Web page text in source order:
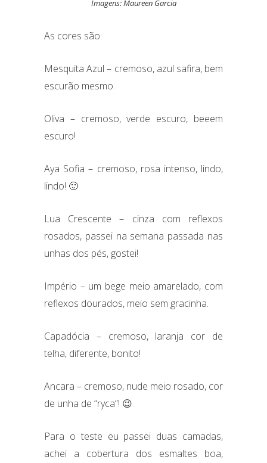
Imagens: Maureen Garcia
As cores são:
Mesquita Azul – cremoso, azul safira, bem
escurão mesmo.
Oliva – cremoso, verde escuro, beeem
escuro!
Aya Sofia – cremoso, rosa intenso, lindo,
lindo! 🙂
Lua Crescente – cinza com reflexos
rosados, passei na semana passada nas
unhas dos pés, gostei!
Império – um bege meio amarelado, com
reflexos dourados, meio sem gracinha.
Capadócia – cremoso, laranja cor de
telha, diferente, bonito!
Ancara – cremoso, nude meio rosado, cor
de unha de “ryca”! 😉
Para o teste eu passei duas camadas,
achei a cobertura dos esmaltes boa,